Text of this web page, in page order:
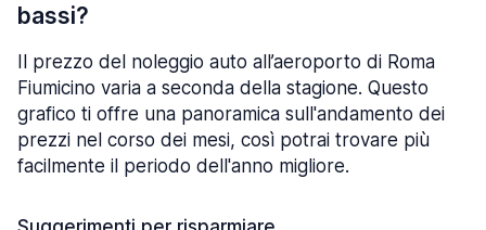
bassi?
Il prezzo del noleggio auto all’aeroporto di Roma
Fiumicino varia a seconda della stagione. Questo
grafico ti offre una panoramica sull'andamento dei
prezzi nel corso dei mesi, così potrai trovare più
facilmente il periodo dell'anno migliore.